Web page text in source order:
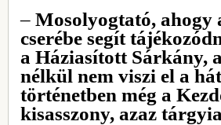
– Mosolyogtató,
cserébe segít
a Háziasított Sárkány,
nélkül nem viszi el a
történetben még a
kisasszony, azaz